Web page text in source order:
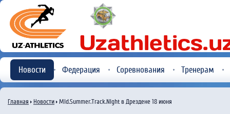
Новости Федерация Соревнования Тренерам
Главная Новости Mid.Summer.Track.Night в Дрездене 18 июня